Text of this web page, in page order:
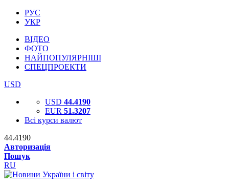
РУС
УКР
ВІДЕО
ФОТО
НАЙПОПУЛЯРНІШІ
СПЕЦПРОЕКТИ
USD
USD 44.4190
EUR 51.3207
Всі курси валют
44.4190
Авторизація
Пошук
RU